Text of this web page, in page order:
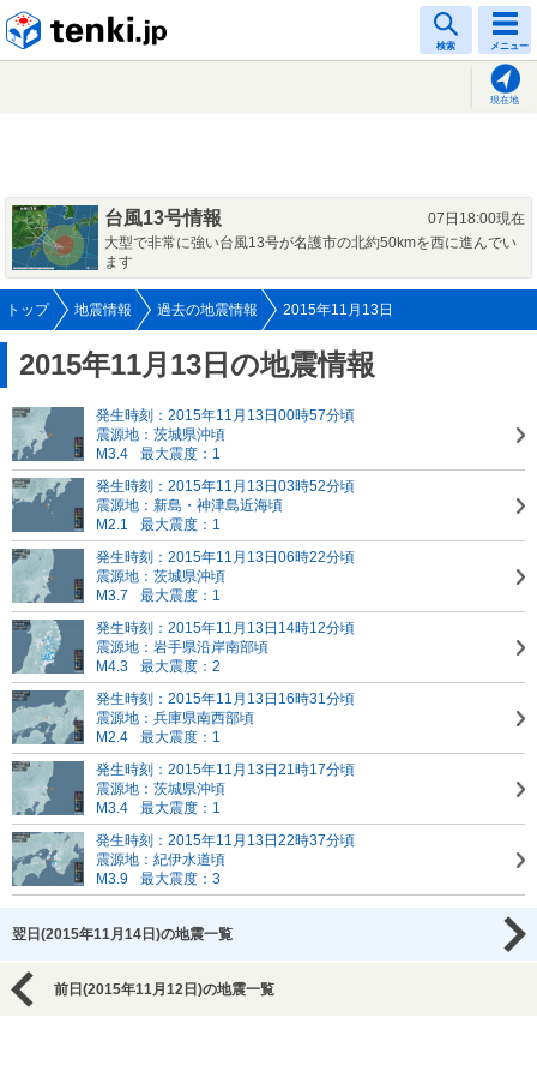
検索 メニュー
現在地
台風13号情報
07日18:00現在
大型で非常に強い台風13号が名護市の北約50kmを西に進んでい
ます
トップ 地震情報 過去の地震情報 2015年11月13日
2015年11月13日の地震情報
発生時刻：2015年11月13日00時57分頃
震源地：茨城県沖頃
M3.4
最大震度：1
発生時刻：2015年11月13日03時52分頃
震源地：新島・神津島近海頃
M2.1
最大震度：1
発生時刻：2015年11月13日06時22分頃
震源地：茨城県沖頃
M3.7
最大震度：1
発生時刻：2015年11月13日14時12分頃
震源地：岩手県沿岸南部頃
M4.3
最大震度：2
発生時刻：2015年11月13日16時31分頃
震源地：兵庫県南西部頃
M2.4
最大震度：1
発生時刻：2015年11月13日21時17分頃
震源地：茨城県沖頃
M3.4
最大震度：1
発生時刻：2015年11月13日22時37分頃
震源地：紀伊水道頃
M3.9
最大震度：3
翌日(2015年11月14日)の地震一覧
前日(2015年11月12日)の地震一覧